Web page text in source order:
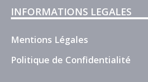
INFORMATIONS LEGALES
Mentions Légales
Politique de Confidentialité